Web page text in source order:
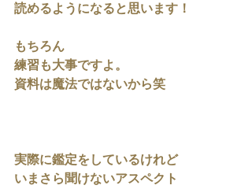
読めるようになると思います！
もちろん
練習も大事ですよ。
資料は魔法ではないから笑
実際に鑑定をしているけれど
いまさら聞けないアスペクト